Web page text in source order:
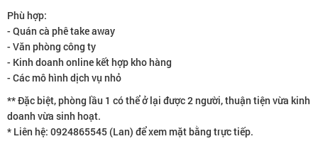
Phù hợp:
- Quán cà phê take away
- Văn phòng công ty
- Kinh doanh online kết hợp kho hàng
- Các mô hình dịch vụ nhỏ
** Đặc biệt, phòng lầu 1 có thể ở lại được 2 người, thuận tiện vừa kinh
doanh vừa sinh hoạt.
* Liên hệ: 0924865545 (Lan) để xem mặt bằng trực tiếp.